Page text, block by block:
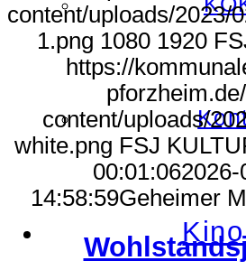
Kino
content/uploads/2023/
1.png 1080 1920
https://
content/uploads/
white.png FSJ
00:01:062026-
14:58:59Geheimer